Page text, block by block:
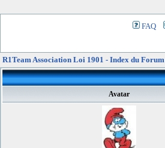
FAQ
R1Team Association Loi 1901 - Index du Forum
Avatar